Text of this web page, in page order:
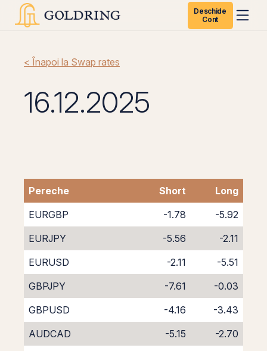
Deschide
Cont
< Înapoi la Swap rates
16.12.2025
Pereche Short
Long
EURGBP
-1.78
-5.92
EURJPY
-5.56
-2.11
EURUSD
-2.11
-5.51
GBPJPY
-7.61
-0.03
GBPUSD
-4.16
-3.43
AUDCAD
-5.15
-2.70